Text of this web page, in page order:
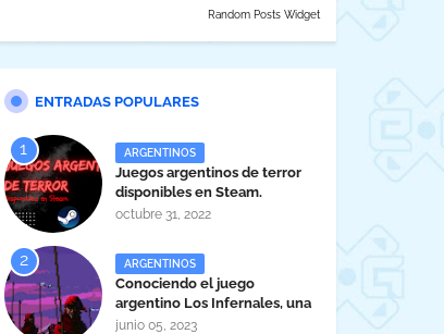
Random Posts Widget
ENTRADAS POPULARES
ARGENTINOS
Juegos argentinos de terror
disponibles en Steam.
octubre 31, 2022
ARGENTINOS
Conociendo el juego
argentino Los Infernales, una
maravilla tucumana
junio 05, 2023